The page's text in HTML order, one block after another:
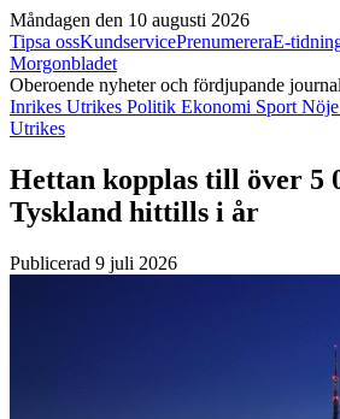
Måndagen den 10 augusti 2026
Tipsa ossKundservicePrenumereraE-
Morgonbladet
Oberoende nyheter och fördjupande
Inrikes Utrikes Politik Ekonomi Sport
Utrikes
Hettan kopplas till över 5
Tyskland hittills i år
Publicerad 9 juli 2026